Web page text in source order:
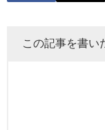
この記事を書い